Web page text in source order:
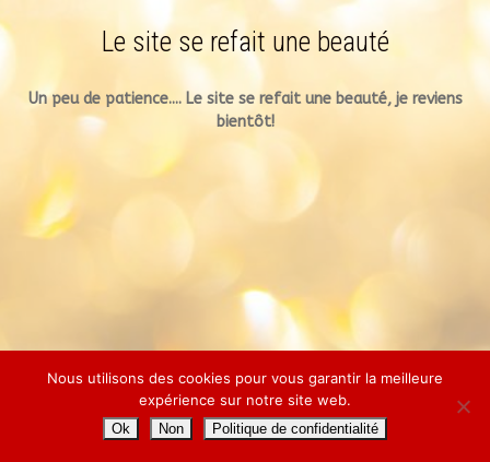
Le site se refait une beauté
Un peu de patience.... Le site se refait une beauté, je reviens
bientôt!
Nous utilisons des cookies pour vous garantir la meilleure
expérience sur notre site web.
Ok Non Politique de confidentialité